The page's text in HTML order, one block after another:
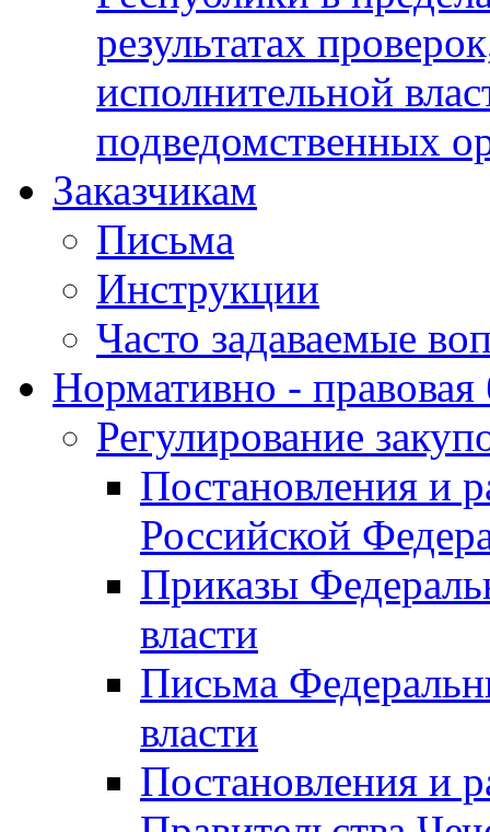
результатах
исполнительной
подведомственных
Заказчикам
Письма
Инструкции
Часто задаваемые
Нормативно - правовая
Регулирование
Постановления и
Российской
Приказы
власти
Письма
власти
Постановления и